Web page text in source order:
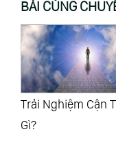
BÀI CÙNG
Trải Nghiệm Cận
Gì?